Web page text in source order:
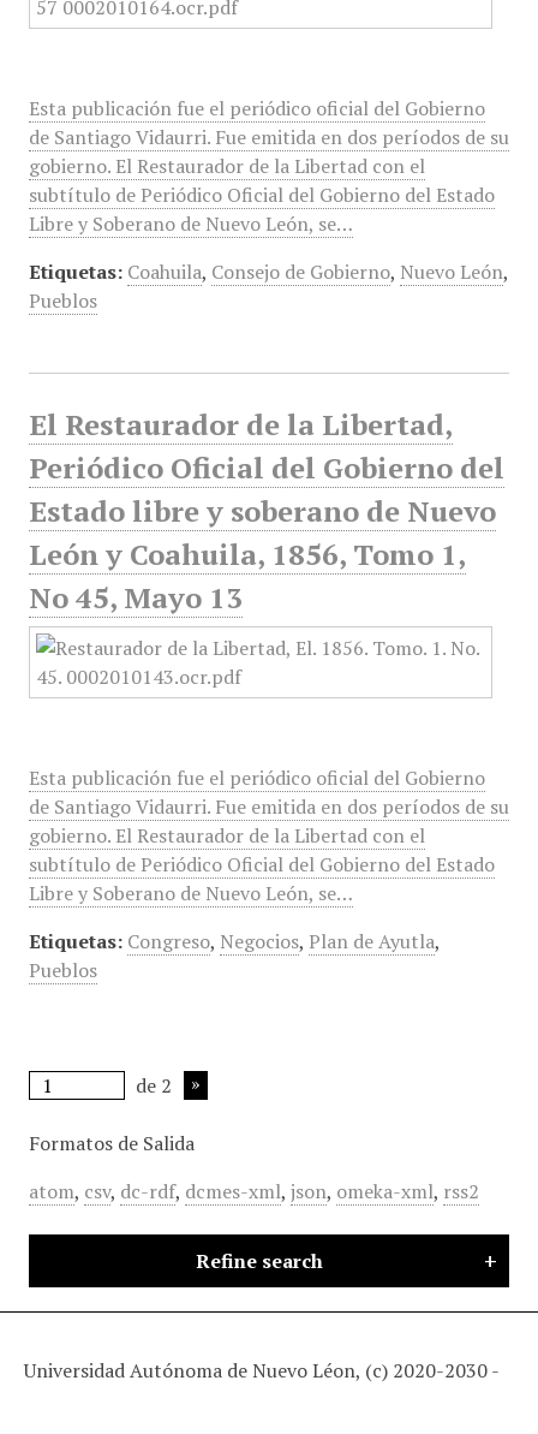
Esta publicación fue el periódico oficial del Gobierno
de Santiago Vidaurri. Fue emitida en dos períodos de su
gobierno. El Restaurador de la Libertad con el
subtítulo de Periódico Oficial del Gobierno del Estado
Libre y Soberano de Nuevo León, se…
Etiquetas: Coahuila, Consejo de Gobierno, Nuevo León,
Pueblos
El Restaurador de la Libertad,
Periódico Oficial del Gobierno del
Estado libre y soberano de Nuevo
León y Coahuila, 1856, Tomo 1,
No 45, Mayo 13
Esta publicación fue el periódico oficial del Gobierno
de Santiago Vidaurri. Fue emitida en dos períodos de su
gobierno. El Restaurador de la Libertad con el
subtítulo de Periódico Oficial del Gobierno del Estado
Libre y Soberano de Nuevo León, se…
Etiquetas: Congreso, Negocios, Plan de Ayutla,
Pueblos
de 2
Formatos de Salida
atom, csv, dc-rdf, dcmes-xml, json, omeka-xml, rss2
Refine search
Universidad Autónoma de Nuevo Léon, (c) 2020-2030 -